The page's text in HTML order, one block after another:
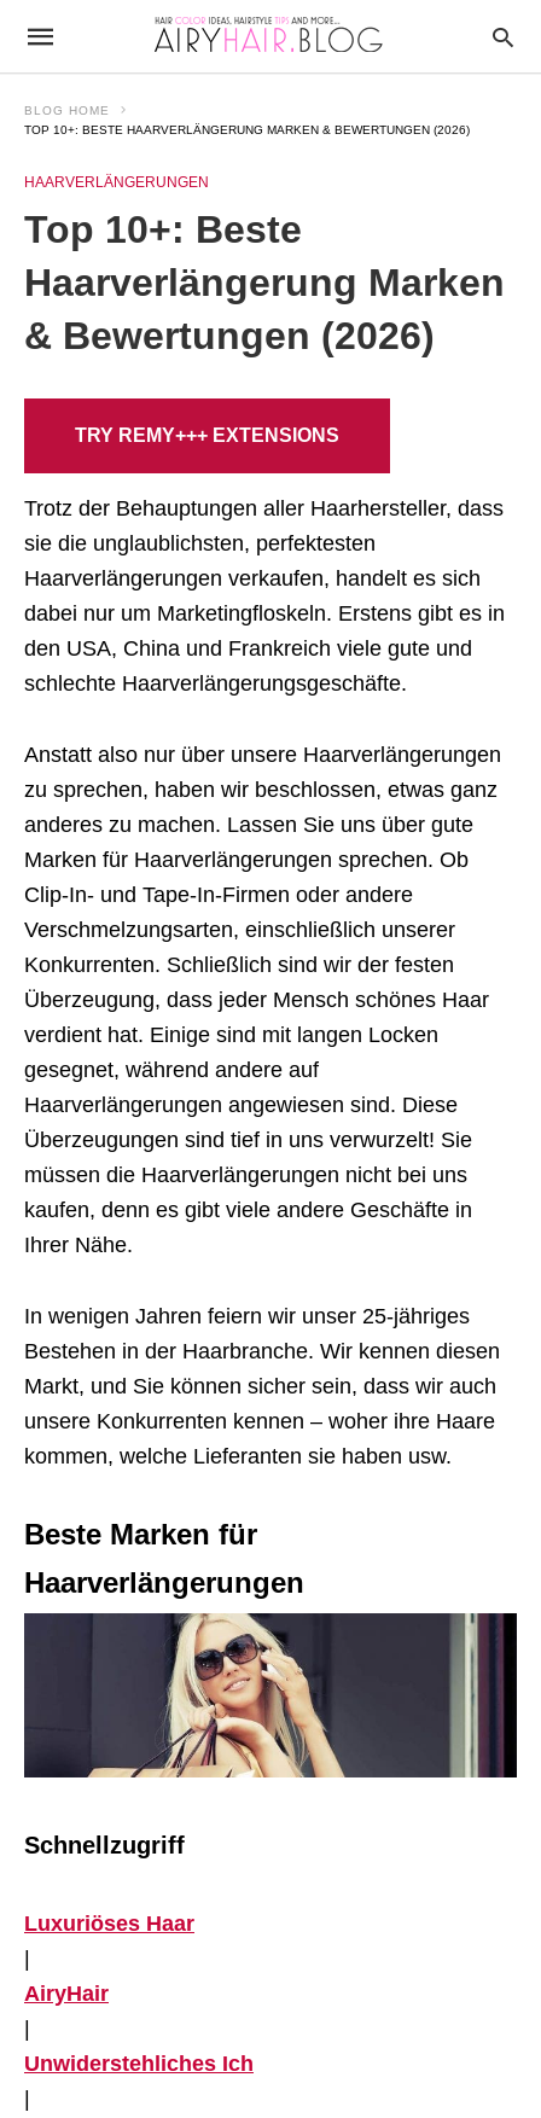
BLOG HOME
TOP 10+: BESTE HAARVERLÄNGERUNG MARKEN & BEWERTUNGEN (2026)
HAARVERLÄNGERUNGEN
Top 10+: Beste
Haarverlängerung Marken
& Bewertungen (2026)
TRY REMY+++ EXTENSIONS
Trotz der Behauptungen aller Haarhersteller, dass
sie die unglaublichsten, perfektesten
Haarverlängerungen verkaufen, handelt es sich
dabei nur um Marketingfloskeln. Erstens gibt es in
den USA, China und Frankreich viele gute und
schlechte Haarverlängerungsgeschäfte.
Anstatt also nur über unsere Haarverlängerungen
zu sprechen, haben wir beschlossen, etwas ganz
anderes zu machen. Lassen Sie uns über gute
Marken für Haarverlängerungen sprechen. Ob
Clip-In- und Tape-In-Firmen oder andere
Verschmelzungsarten, einschließlich unserer
Konkurrenten. Schließlich sind wir der festen
Überzeugung, dass jeder Mensch schönes Haar
verdient hat. Einige sind mit langen Locken
gesegnet, während andere auf
Haarverlängerungen angewiesen sind. Diese
Überzeugungen sind tief in uns verwurzelt! Sie
müssen die Haarverlängerungen nicht bei uns
kaufen, denn es gibt viele andere Geschäfte in
Ihrer Nähe.
In wenigen Jahren feiern wir unser 25-jähriges
Bestehen in der Haarbranche. Wir kennen diesen
Markt, und Sie können sicher sein, dass wir auch
unsere Konkurrenten kennen – woher ihre Haare
kommen, welche Lieferanten sie haben usw.
Beste Marken für
Haarverlängerungen
Schnellzugriff
Luxuriöses Haar
AiryHair
Unwiderstehliches Ich